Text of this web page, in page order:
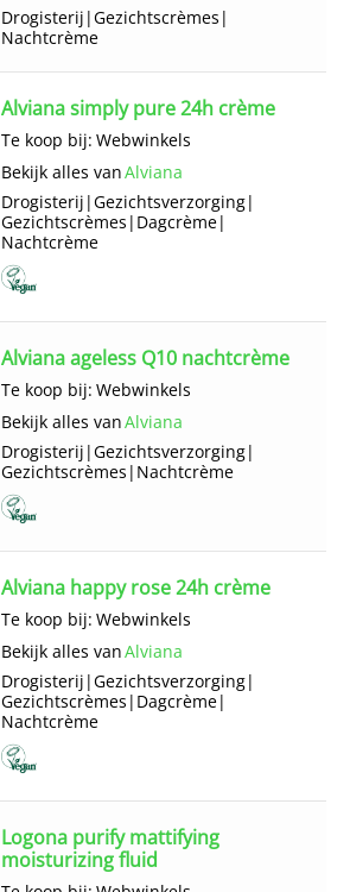
Drogisterij |Gezichts­crèmes |
Nachtcrème
Alviana simply pure 24h crème
Te koop bij: Webwinkels
Bekijk alles vanAlviana
Drogisterij |Gezichts­verzorging|
Gezichts­crèmes | Dagcrème|
Nachtcrème
Alviana ageless Q10 nachtcrème
Te koop bij: Webwinkels
Bekijk alles vanAlviana
Drogisterij |Gezichts­verzorging|
Gezichts­crèmes | Nachtcrème
Alviana happy rose 24h crème
Te koop bij: Webwinkels
Bekijk alles vanAlviana
Drogisterij |Gezichts­verzorging|
Gezichts­crèmes | Dagcrème|
Nachtcrème
Logona purify mattifying
moisturizing fluid